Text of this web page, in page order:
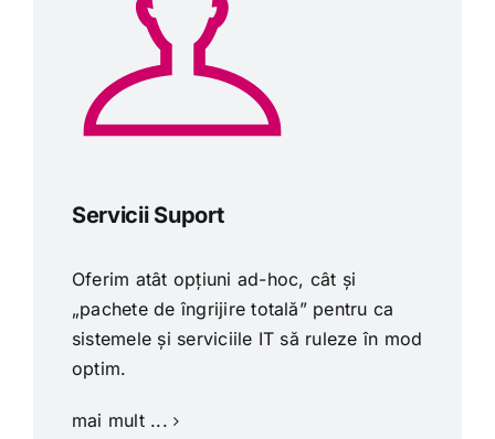
Servicii Suport
Oferim atât opțiuni ad-hoc, cât și
„pachete de îngrijire totală” pentru ca
sistemele și serviciile IT să ruleze în mod
optim.
mai mult ...